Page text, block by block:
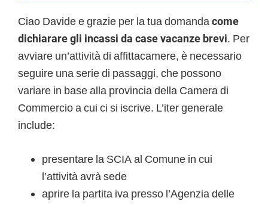
Ciao Davide e grazie per la tua domandacome
dichiarare gli incassi da case vacanze brevi. Per
avviare un’attività di affittacamere, è necessario
seguire una serie di passaggi, che possono
variare in base alla provincia della Camera di
Commercio a cui ci si iscrive. L’iter generale
include:
presentare la SCIA al Comune in cui
l’attività avrà sede
aprire la partita iva presso l’Agenzia delle